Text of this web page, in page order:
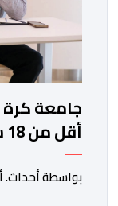
جامعة كرة
أقل من 18 سنة قبل كأس إفريقيا
بواسطة أحداث.